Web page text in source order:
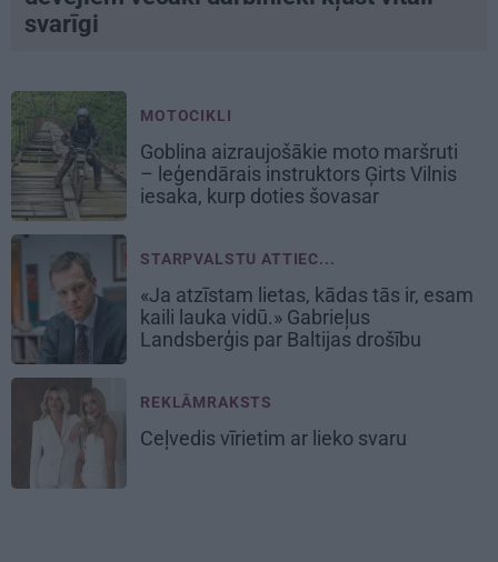
svarīgi
MOTOCIKLI
Goblina aizraujošākie moto maršruti
– leģendārais instruktors Ģirts Vilnis
iesaka, kurp doties šovasar
STARPVALSTU ATTIEC...
«Ja atzīstam lietas, kādas tās ir, esam
kaili lauka vidū.» Gabrieļus
Landsberģis par Baltijas drošību
REKLĀMRAKSTS
Ceļvedis vīrietim ar lieko svaru